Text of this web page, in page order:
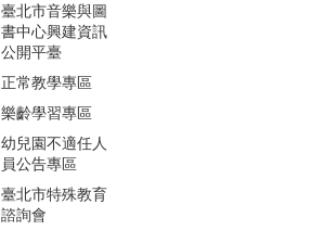
臺北市音樂與圖
書中心興建資訊
公開平臺
正常教學專區
樂齡學習專區
幼兒園不適任人
員公告專區
臺北市特殊教育
諮詢會